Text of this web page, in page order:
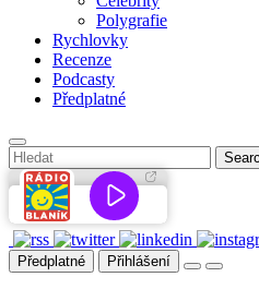
Polygrafie
Rychlovky
Recenze
Podcasty
Předplatné
Předplatné Přihlášení